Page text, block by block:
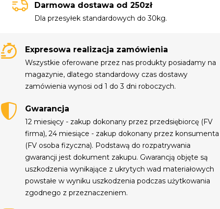
Darmowa dostawa od 250zł
Dla przesyłek standardowych do 30kg.
Expresowa realizacja zamówienia
Wszystkie oferowane przez nas produkty posiadamy na
magazynie, dlatego standardowy czas dostawy
zamówienia wynosi od 1 do 3 dni roboczych.
Gwarancja
12 miesięcy - zakup dokonany przez przedsiębiorcę (FV
firma), 24 miesiące - zakup dokonany przez konsumenta
(FV osoba fizyczna). Podstawą do rozpatrywania
gwarancji jest dokument zakupu. Gwarancją objęte są
uszkodzenia wynikające z ukrytych wad materiałowych
powstałe w wyniku uszkodzenia podczas użytkowania
zgodnego z przeznaczeniem.